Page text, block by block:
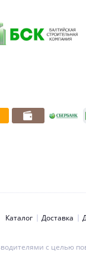
Каталог Доставка
с целью